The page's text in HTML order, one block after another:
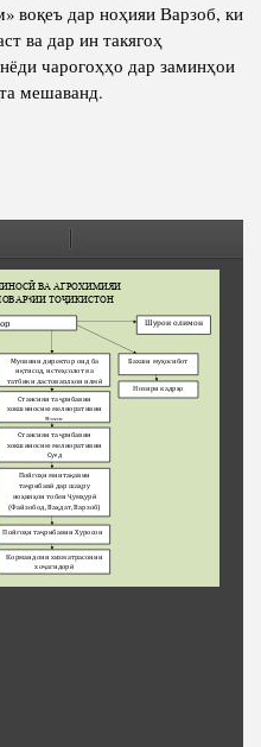
воқеъ дар ноҳияи Варзоб, ки
ва дар ин такягоҳ
чарогоҳҳо дар заминҳои
мешаванд.